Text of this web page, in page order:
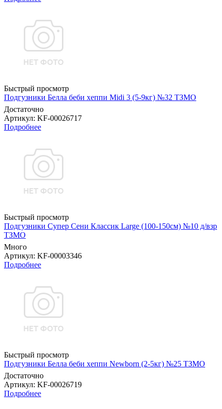
Быстрый просмотр
Подгузники Белла беби хеппи Midi 3 (5-9кг) №32 ТЗМО
Достаточно
Артикул: KF-00026717
Подробнее
Быстрый просмотр
Подгузники Супер Сени Классик Large (100-150см) №10 д/взр
ТЗМО
Много
Артикул: KF-00003346
Подробнее
Быстрый просмотр
Подгузники Белла беби хеппи Newborn (2-5кг) №25 ТЗМО
Достаточно
Артикул: KF-00026719
Подробнее